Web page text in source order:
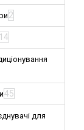
2
14
45
для